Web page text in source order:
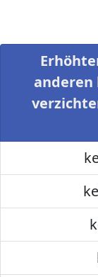
anderen